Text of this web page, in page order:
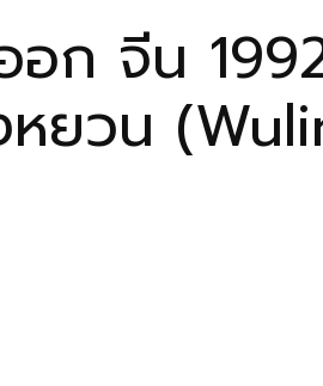
อก จีน
หยวน